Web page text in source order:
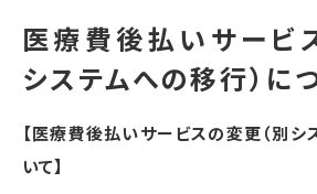
医療費後払いサービ
システムへの移行）に
【医療費後払いサービスの変更（別シ
いて】